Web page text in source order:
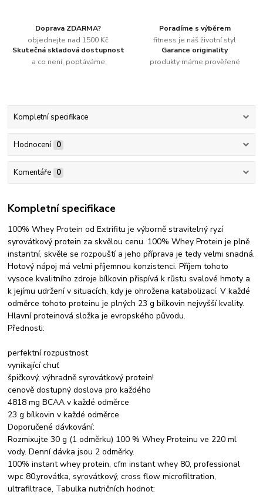
Doprava ZDARMA?
objednejte nad 1500 Kč
Poradíme s výběrem
fitness je náš životní styl
Skutečná skladová dostupnost
a co není, poptáváme
Garance originality
produkty máme prověřené
Kompletní specifikace
Hodnocení 0
Komentáře 0
Kompletní specifikace
100% Whey Protein od Extrifitu je výborně stravitelný ryzí
syrovátkový protein za skvělou cenu. 100% Whey Protein je plně
instantní, skvěle se rozpouští a jeho příprava je tedy velmi snadná.
Hotový nápoj má velmi příjemnou konzistenci. Příjem tohoto
vysoce kvalitního zdroje bílkovin přispívá k růstu svalové hmoty a
k jejímu udržení v situacích, kdy je ohrožena katabolizací. V každé
odměrce tohoto proteinu je plných 23 g bílkovin nejvyšší kvality.
Hlavní proteinová složka je evropského původu.
Přednosti:
perfektní rozpustnost
vynikající chuť
špičkový, výhradně syrovátkový protein!
cenově dostupný doslova pro každého
4818 mg BCAA v každé odměrce
23 g bílkovin v každé odměrce
Doporučené dávkování:
Rozmixujte 30 g (1 odměrku) 100 % Whey Proteinu ve 220 ml
vody. Denní dávka jsou 2 odměrky.
100% instant whey protein, cfm instant whey 80, professional
wpc 80,yrovátka, syrovátkový, cross flow microfiltration,
ultrafiltrace, Tabulka nutričních hodnot: